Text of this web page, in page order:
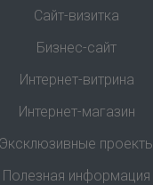
Сайт-визитка
Бизнес-сайт
Интернет-витрина
Интернет-магазин
Эксклюзивные проекты
Полезная информация